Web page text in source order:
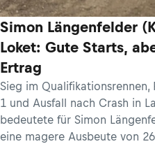
Simon Längenfelder
Loket: Gute Starts,
Ertrag
Sieg im Qualifikationsrennen,
1 und Ausfall nach Crash in
bedeutete für Simon
eine magere Ausbeute von